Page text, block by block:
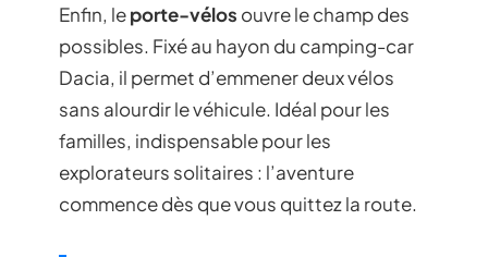
Enfin, leporte-vélos ouvre le champ des
possibles. Fixé au hayon du camping-car
Dacia, il permet d’emmener deux vélos
sans alourdir le véhicule. Idéal pour les
familles, indispensable pour les
explorateurs solitaires : l’aventure
commence dès que vous quittez la route.